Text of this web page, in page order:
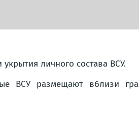
личного состава ВСУ.
ВСУ размещают вблизи